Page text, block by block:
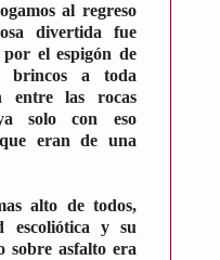
al regreso
divertida fue
el espigón de
brincos a toda
entre las rocas
solo con eso
eran de una
alto de todos,
escoliótica y su
sobre asfalto era